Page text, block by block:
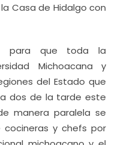
Casa de Hidalgo con
para que toda la
Michoacana y
del Estado que
dos de la tarde este
manera paralela se
y chefs por